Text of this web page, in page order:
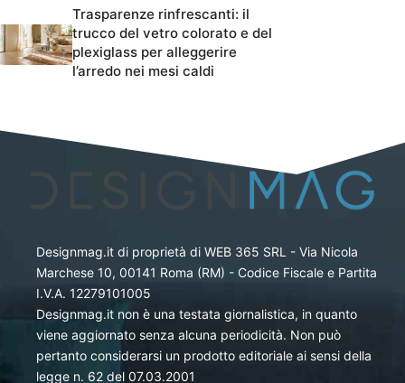
Trasparenze rinfrescanti: il
trucco del vetro colorato e del
plexiglass per alleggerire
l’arredo nei mesi caldi
Designmag.it di proprietà di WEB 365 SRL - Via Nicola
Marchese 10, 00141 Roma (RM) - Codice Fiscale e Partita
I.V.A. 12279101005
Designmag.it non è una testata giornalistica, in quanto
viene aggiornato senza alcuna periodicità. Non può
pertanto considerarsi un prodotto editoriale ai sensi della
legge n. 62 del 07.03.2001